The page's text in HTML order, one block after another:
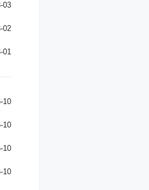
03
02
01
10
10
10
10